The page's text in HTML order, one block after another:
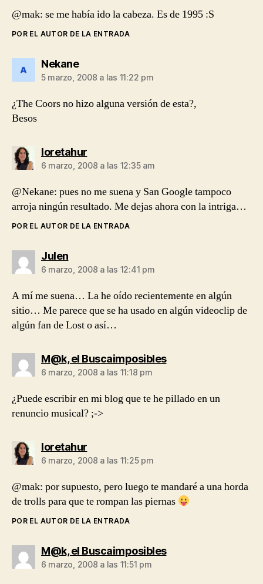
@mak: se me había ido la cabeza. Es de 1995 :S
POR EL AUTOR DE LA ENTRADA
Nekanedice:
5 marzo, 2008 a las 11:22 pm
¿The Coors no hizo alguna versión de esta?,
Besos
loretahurdice:
6 marzo, 2008 a las 12:35 am
@Nekane: pues no me suena y San Google tampoco
arroja ningún resultado. Me dejas ahora con la intriga…
POR EL AUTOR DE LA ENTRADA
Julendice:
6 marzo, 2008 a las 12:41 pm
A mí me suena… La he oído recientemente en algún
sitio… Me parece que se ha usado en algún videoclip de
algún fan de Lost o así…
M@k, el Buscaimposiblesdice:
6 marzo, 2008 a las 11:18 pm
¿Puede escribir en mi blog que te he pillado en un
renuncio musical? ;->
loretahurdice:
6 marzo, 2008 a las 11:25 pm
@mak: por supuesto, pero luego te mandaré a una horda
de trolls para que te rompan las piernas
POR EL AUTOR DE LA ENTRADA
M@k, el Buscaimposiblesdice:
6 marzo, 2008 a las 11:51 pm